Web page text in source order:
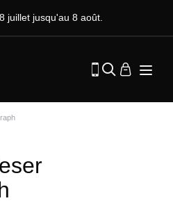
juillet jusqu'au 8 août.